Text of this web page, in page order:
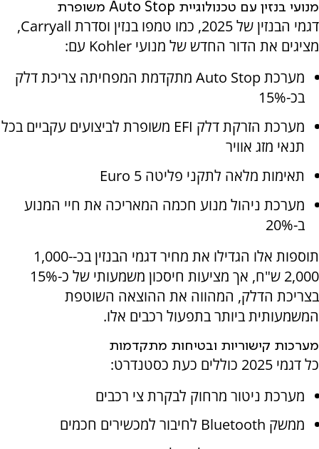
מנועי בנזין עם טכנולוגיית Auto Stop משופרת
דגמי הבנזין של 2025, כמו טמפו בנזין וסדרת Carryall
,
מציגים את הדור החדש של מנועי Kohler עם:
מערכתAuto Stop מתקדמת המפחיתה צריכת דלק
בכ-15%
מערכת הזרקת דלק EFI משופרת לביצועים עקביים בכל
תנאי מזג אוויר
תאימות מלאה לתקני פליטה Euro 5
מערכת ניהול מנוע חכמה המאריכה את חיי המנוע
ב-20%
תוספות אלו הגדילו את מחיר דגמי הבנזין בכ-1,000-
2,000 ש"ח, אך מציעות חיסכון משמעותי של כ-15%
בצריכת הדלק, המהווה את ההוצאה השוטפת
המשמעותית ביותר בתפעול רכבים אלו.
מערכות קישוריות ובטיחות מתקדמות
כל דגמי 2025 כוללים כעת כסטנדרט:
מערכת ניטור מרחוק לבקרת צי רכבים
ממשק Bluetooth לחיבור למכשירים חכמים